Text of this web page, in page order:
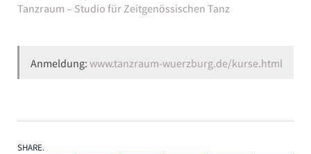
Tanzraum – Studio für Zeitgenössischen Tanz
Anmeldung: www.tanzraum-wuerzburg.de/kurse.html
SHARE.